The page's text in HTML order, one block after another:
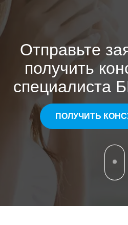
Отправьте
получить
специалиста
ПОЛУЧИТЬ